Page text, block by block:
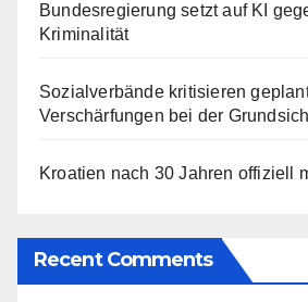
Bundesregierung setzt auf KI
Kriminalität
Sozialverbände kritisieren
Verschärfungen bei der
Kroatien nach 30 Jahren offiziell
Recent Comments